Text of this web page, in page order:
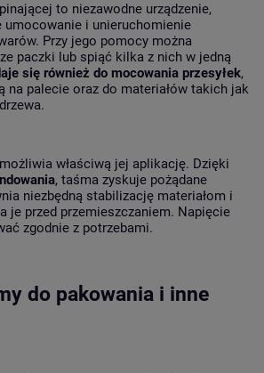
to niezawodne urządzenie,
umocowanie i unieruchomienie
Przy jego pomocy można
paczki lub spiąć kilka z nich w jedną
się również do mocowania przesyłek,
na palecie oraz do materiałów takich jak
właściwą jej aplikację. Dzięki
, taśma zyskuje pożądane
niezbędną stabilizację materiałom i
je przed przemieszczaniem. Napięcie
zgodnie z potrzebami.
do pakowania i inne